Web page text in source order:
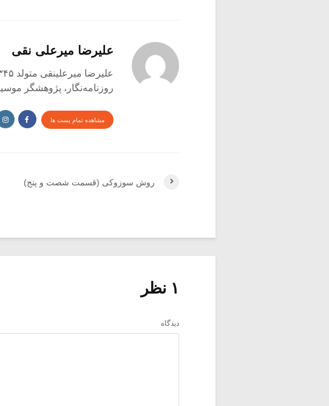
علیرضا میرعلی نقی
علیرضا میرعلینقی متولد ۱۳۴۵ در تهران
روزنامه‌نگار، پژوهشگر
مشاهده تمام پست ها
روش سوزوکی (قسمت شصت و پنج)
۱ نظر
دیدگاه